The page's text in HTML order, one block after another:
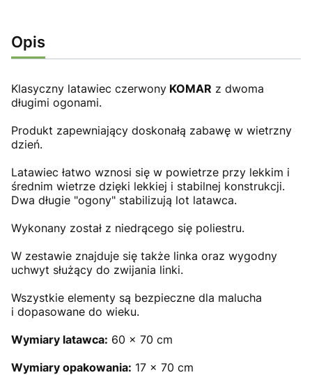
Opis
Klasyczny latawiec czerwony KOMAR z dwoma
długimi ogonami.
Produkt zapewniający doskonałą zabawę w wietrzny
dzień.
Latawiec łatwo wznosi się w powietrze przy lekkim i
średnim wietrze dzięki lekkiej i stabilnej konstrukcji.
Dwa długie "ogony" stabilizują lot latawca.
Wykonany został z niedrącego się poliestru.
W zestawie znajduje się także linka oraz wygodny
uchwyt służący do zwijania linki.
Wszystkie elementy są bezpieczne dla malucha
i dopasowane do wieku.
Wymiary latawca: 60 x 70 cm
Wymiary opakowania: 17 x 70 cm